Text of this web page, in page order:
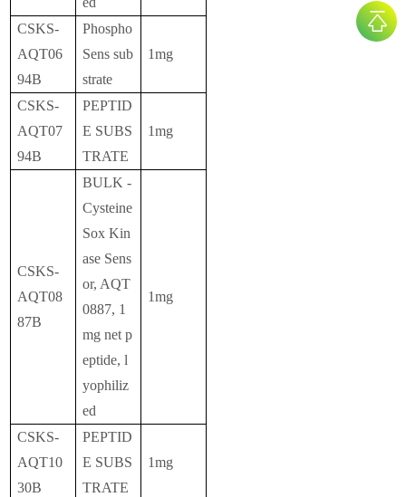
CSKS-
AQT06
94B
Phospho
Sens sub
strate
1mg
CSKS-
AQT07
94B
PEPTID
E SUBS
TRATE
1mg
CSKS-
AQT08
87B
BULK -
Cysteine
Sox Kin
ase Sens
or, AQT
0887, 1
mg net p
eptide, l
yophiliz
ed
1mg
CSKS-
AQT10
30B
PEPTID
E SUBS
TRATE
1mg